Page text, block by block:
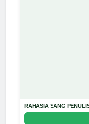
RAHASIA SANG